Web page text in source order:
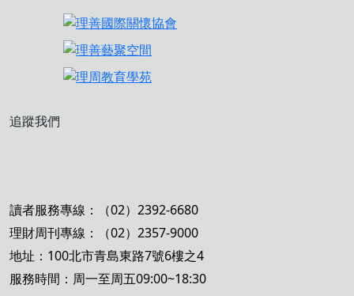
追蹤我們
讀者服務專線：（02）2392-6680
理財周刊專線：（02）2357-9000
地址：100北市青島東路7號6樓之4
服務時間：周一至周五09:00~18:30